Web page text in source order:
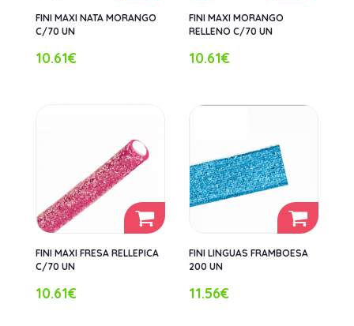
FINI MAXI NATA MORANGO
C/70 UN
10.61€
FINI MAXI MORANGO
RELLENO C/70 UN
10.61€
FINI MAXI FRESA RELLEPICA
C/70 UN
10.61€
FINI LINGUAS FRAMBOESA
200 UN
11.56€